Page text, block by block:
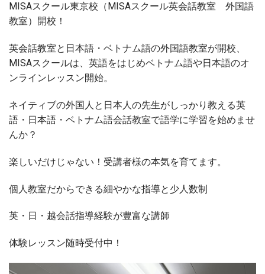
MISAスクール東京校（MISAスクール英会話教室 外国語
教室）開校！
英会話教室と日本語・ベトナム語の外国語教室が開校、
MISAスクールは、英語をはじめベトナム語や日本語のオ
ンラインレッスン開始。
ネイティブの外国人と日本人の先生がしっかり教える英
語・日本語・ベトナム語会話教室で語学に学習を始めませ
んか？
楽しいだけじゃない！受講者様の本気を育てます。
個人教室だからできる細やかな指導と少人数制
英・日・越会話指導経験が豊富な講師
体験レッスン随時受付中！